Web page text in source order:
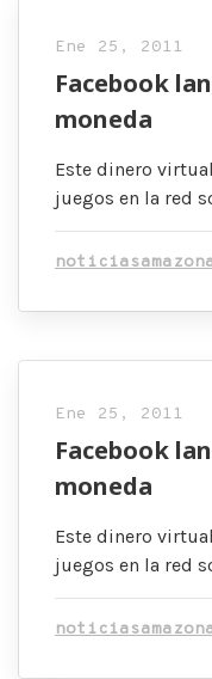
Ene 25, 2011
Facebook
moneda
Este dinero
juegos en la red
Ene 25, 2011
Facebook
moneda
Este dinero
juegos en la red